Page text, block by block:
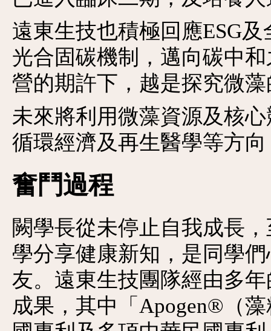
遠東生技也積極回應ESG
光合固碳機制，邁向碳中
營的期許下，越是探究微
未來將利用微藻資源及核
循環經濟及再生醫學等方
奮鬥過程
闕學長從未停止自我成長
學分享健康新知，是同學
友。遠東生技團隊經由多
成果，其中「Apogen®（